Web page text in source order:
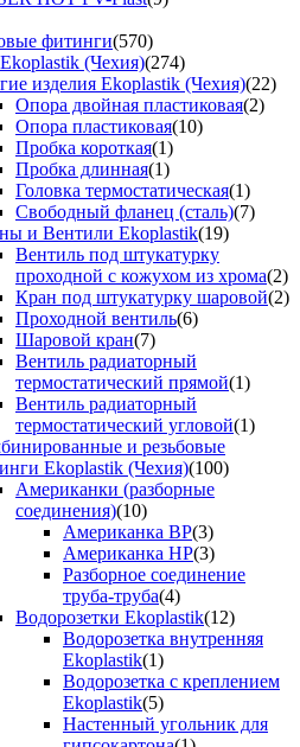
фитинги(570)
(Чехия)(274)
изделия Ekoplastik (Чехия)(22)
Опора двойная пластиковая(2)
Опора пластиковая(10)
Пробка короткая(1)
Пробка длинная(1)
Головка термостатическая(1)
Свободный фланец (сталь)(7)
и Вентили Ekoplastik(19)
Вентиль под штукатурку
проходной с кожухом из хрома(2)
Кран под штукатурку шаровой(2)
Проходной вентиль(6)
Шаровой кран(7)
Вентиль радиаторный
термостатический прямой(1)
Вентиль радиаторный
термостатический угловой(1)
и резьбовые
Ekoplastik (Чехия)(100)
Американки (разборные
соединения)(10)
Американка ВР(3)
Американка НР(3)
Разборное соединение
труба-труба(4)
Водорозетки Ekoplastik(12)
Водорозетка внутренняя
Ekoplastik(1)
Водорозетка с креплением
Ekoplastik(5)
Настенный угольник для